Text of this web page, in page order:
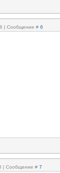
| Сообщение # 6
| Сообщение # 7